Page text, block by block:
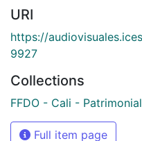
URI
https://
9927
Collections
FFDO - Cali - Patrimonial
Full item page